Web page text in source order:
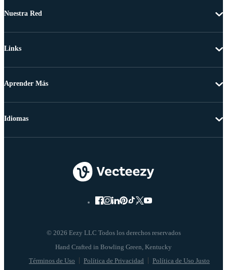
Nuestra Red
Links
Aprender Más
© 2026 Eezy LLC Todos los derechos reservados
Términos de Uso Política de Privacidad Política de Uso Justo
Idiomas